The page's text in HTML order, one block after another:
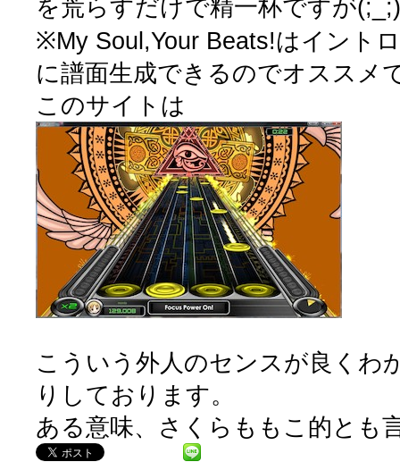
を荒らすだけで精一杯ですが(;_;)
※My Soul,Your Beats!はイント
に譜面生成できるのでオススメ
このサイトは
こういう外人のセンスが良くわ
りしております。
ある意味、さくらももこ的とも